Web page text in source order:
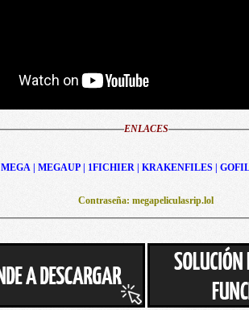
ENLACES
MEGA | MEGAUP | 1FICHIER | KRAKENFILES |
Contraseña: megapeliculasrip.lol